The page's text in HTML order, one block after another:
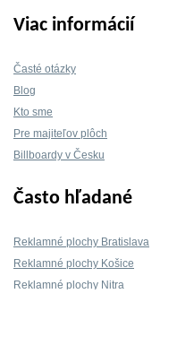
Viac informácií
Časté otázky
Blog
Kto sme
Pre majiteľov plôch
Billboardy v Česku
Často hľadané
Reklamné plochy Bratislava
Reklamné plochy Košice
Reklamné plochy Nitra